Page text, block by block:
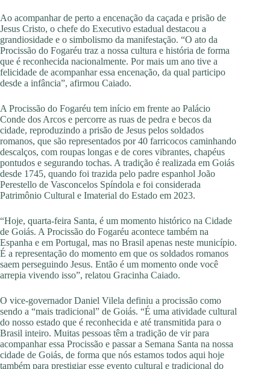
Ao acompanhar de perto a encenação da caçada e prisão de
Jesus Cristo, o chefe do Executivo estadual destacou a
grandiosidade e o simbolismo da manifestação. “O ato da
Procissão do Fogaréu traz a nossa cultura e história de forma
que é reconhecida nacionalmente. Por mais um ano tive a
felicidade de acompanhar essa encenação, da qual participo
desde a infância”, afirmou Caiado.
A Procissão do Fogaréu tem início em frente ao Palácio
Conde dos Arcos e percorre as ruas de pedra e becos da
cidade, reproduzindo a prisão de Jesus pelos soldados
romanos, que são representados por 40 farricocos caminhando
descalços, com roupas longas e de cores vibrantes, chapéus
pontudos e segurando tochas. A tradição é realizada em Goiás
desde 1745, quando foi trazida pelo padre espanhol João
Perestello de Vasconcelos Spíndola e foi considerada
Patrimônio Cultural e Imaterial do Estado em 2023.
“Hoje, quarta-feira Santa, é um momento histórico na Cidade
de Goiás. A Procissão do Fogaréu acontece também na
Espanha e em Portugal, mas no Brasil apenas neste município.
É a representação do momento em que os soldados romanos
saem perseguindo Jesus. Então é um momento onde você
arrepia vivendo isso”, relatou Gracinha Caiado.
O vice-governador Daniel Vilela definiu a procissão como
sendo a “mais tradicional” de Goiás. “É uma atividade cultural
do nosso estado que é reconhecida e até transmitida para o
Brasil inteiro. Muitas pessoas têm a tradição de vir para
acompanhar essa Procissão e passar a Semana Santa na nossa
cidade de Goiás, de forma que nós estamos todos aqui hoje
também para prestigiar esse evento cultural e tradicional do